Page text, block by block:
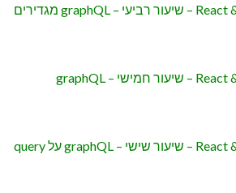
קורס חינם React & GraphQL – שיעור רביעי – graphQL מגדירים
קורס חינם React & GraphQL – שיעור חמישי – graphQL
קורס חינם React & GraphQL – שיעור שישי – graphQL על query